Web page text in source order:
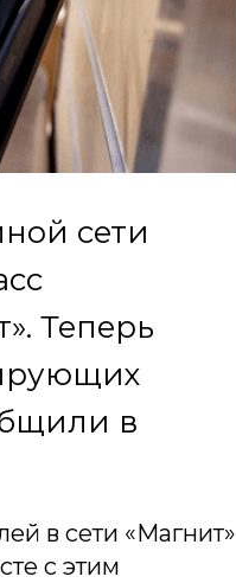
сети
Теперь
в
в сети «Магнит»
с этим